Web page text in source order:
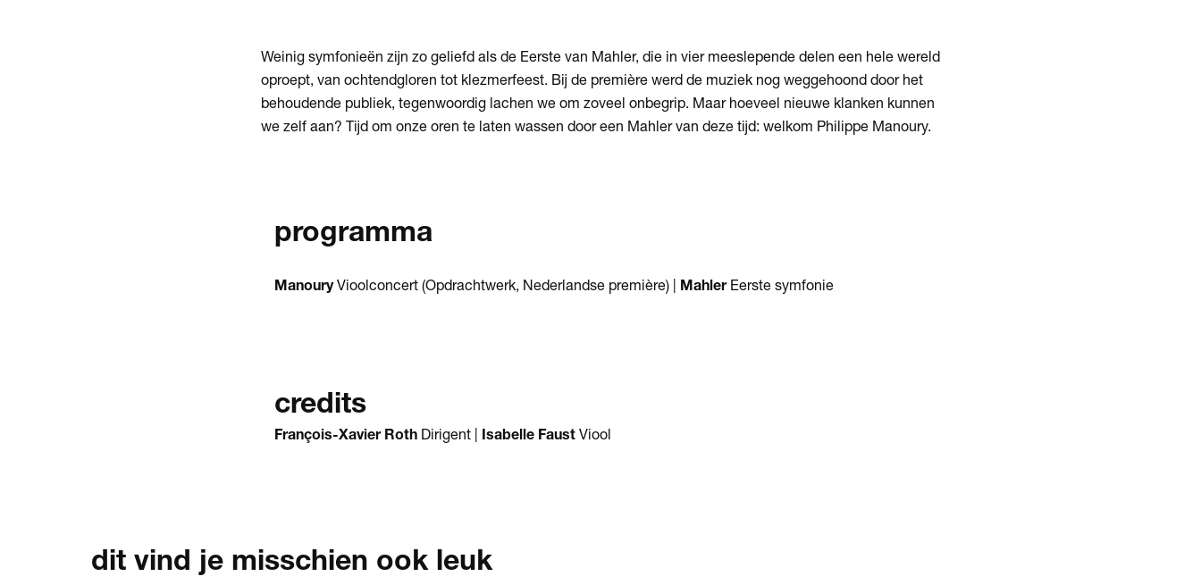
Weinig symfonieën zijn zo geliefd als de Eerste van Mahler, die in vier meeslepende delen een hele wereld
oproept, van ochtendgloren tot klezmerfeest. Bij de première werd de muziek nog weggehoond door het
behoudende publiek, tegenwoordig lachen we om zoveel onbegrip. Maar hoeveel nieuwe klanken kunnen
we zelf aan? Tijd om onze oren te laten wassen door een Mahler van deze tijd: welkom Philippe Manoury.
programma
ManouryVioolconcert (Opdrachtwerk, Nederlandse première) | MahlerEerste symfonie
credits
François-Xavier Roth Dirigent | Isabelle Faust Viool
dit vind je misschien ook leuk